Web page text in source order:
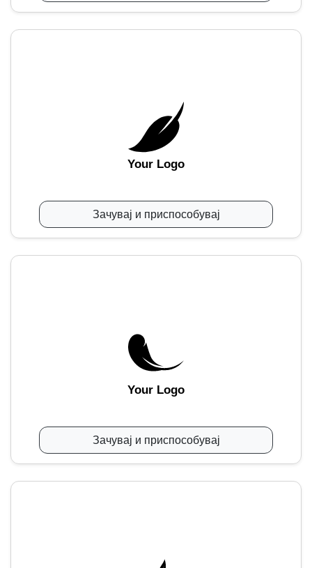
Your Logo
Зачувај и приспособувај
Your Logo
Зачувај и приспособувај